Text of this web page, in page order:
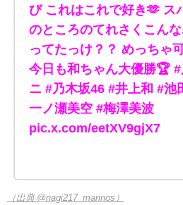
び これはこれで好き🫶 ス
のところのてれさくこん
ってたっけ？？ めっちゃ
今日も和ちゃん大優勝🏆
ニ #乃木坂46 #井上和 #池
一ノ瀬美空 #梅澤美波
pic.x.com/eetXV9gjX7
（出典 @nagi217_marinos）